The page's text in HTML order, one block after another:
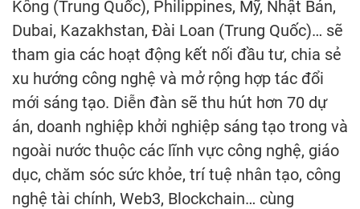
Kông (Trung Quốc), Philippines, Mỹ, Nhật Bản,
Dubai, Kazakhstan, Đài Loan (Trung Quốc)… sẽ
tham gia các hoạt động kết nối đầu tư, chia sẻ
xu hướng công nghệ và mở rộng hợp tác đổi
mới sáng tạo. Diễn đàn sẽ thu hút hơn 70 dự
án, doanh nghiệp khởi nghiệp sáng tạo trong và
ngoài nước thuộc các lĩnh vực công nghệ, giáo
dục, chăm sóc sức khỏe, trí tuệ nhân tạo, công
nghệ tài chính, Web3, Blockchain… cùng